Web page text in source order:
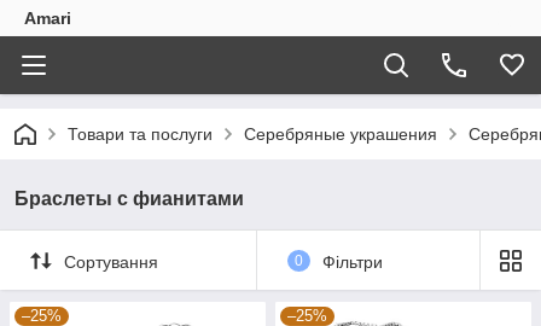
Amari
Товари та послуги Серебряные украшения
Браслеты с фианитами
Сортування 0 Фільтри
–25% –25%